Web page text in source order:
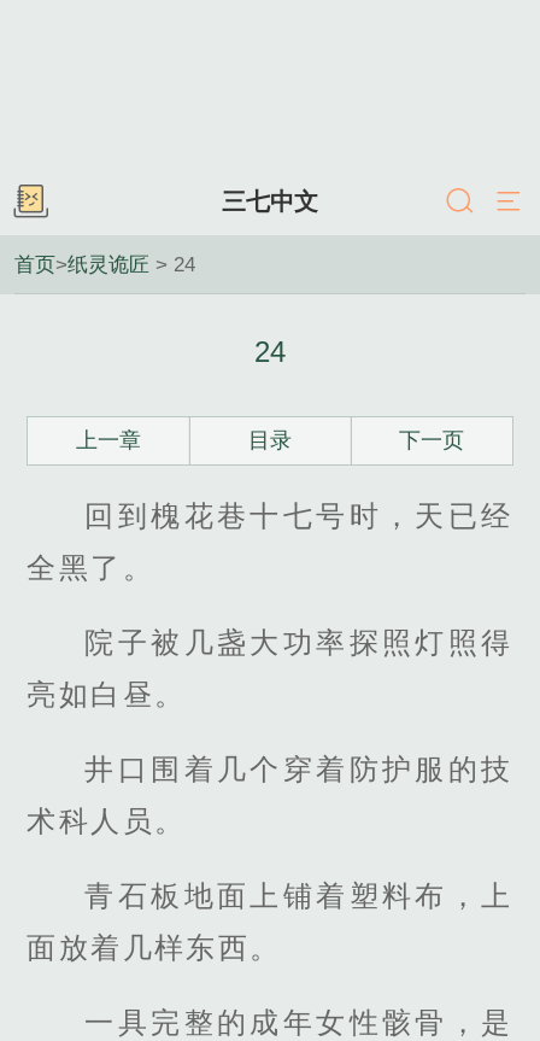
三七中文
首页>纸灵诡匠 > 24
24
上一章 目录 下一页
回到槐花巷十七号时，天已经
全黑了。
院子被几盏大功率探照灯照得
亮如白昼。
井口围着几个穿着防护服的技
术科人员。
青石板地面上铺着塑料布，上
面放着几样东西。
一具完整的成年女性骸骨，是